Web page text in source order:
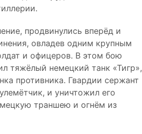
продвинулись вперёд и
овладев одним крупным
и офицеров. В этом бою
тяжёлый немецкий танк «Тигр»,
противника. Гвардии сержант
и уничтожил его
траншею и огнём из